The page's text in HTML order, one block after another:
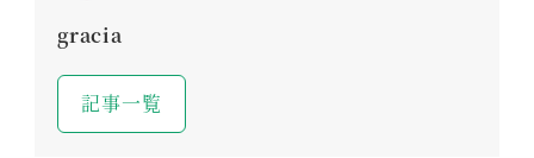
gracia
記事一覧